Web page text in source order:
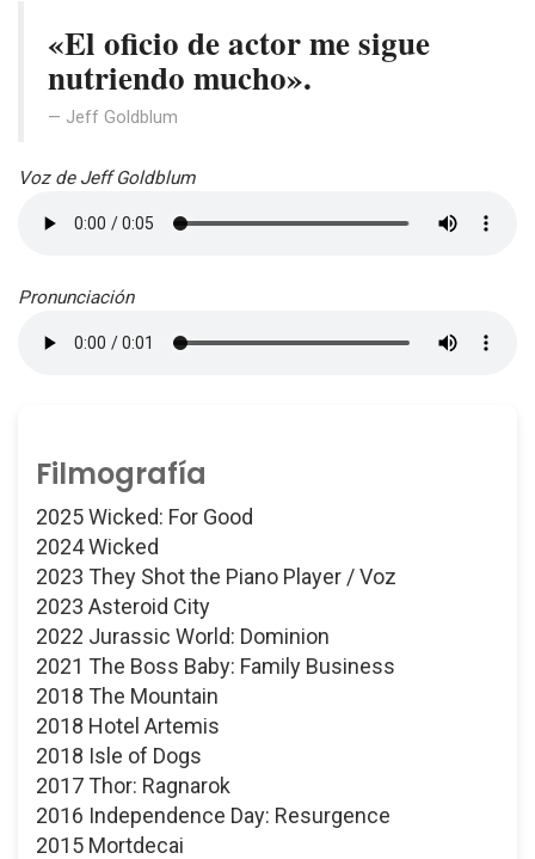
«El oficio de actor me sigue
nutriendo mucho».
Jeff Goldblum
Voz de Jeff Goldblum
Pronunciación
Filmografía
2025 Wicked: For Good
2024 Wicked
2023 They Shot the Piano Player / Voz
2023 Asteroid City
2022 Jurassic World: Dominion
2021 The Boss Baby: Family Business
2018 The Mountain
2018 Hotel Artemis
2018 Isle of Dogs
2017 Thor: Ragnarok
2016 Independence Day: Resurgence
2015 Mortdecai